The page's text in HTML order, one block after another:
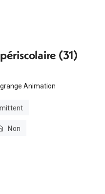
(31)
Animation
Non